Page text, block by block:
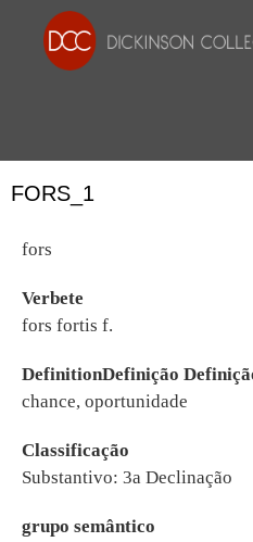
FORS_1
fors
Verbete
fors fortis f.
DefinitionDefinição
chance, oportunidade
Classificação
Substantivo: 3a Declinação
grupo semântico